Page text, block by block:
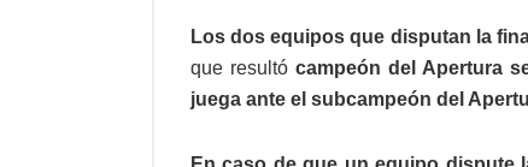
Los dos equipos que disputan la
que resultó campeón del Apertura
juega ante el subcampeón del